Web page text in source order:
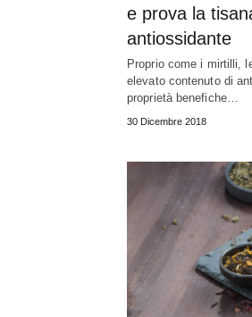
e prova la
antiossidante
Proprio come i mirtilli,
elevato contenuto di
proprietà benefiche…
30 Dicembre 2018